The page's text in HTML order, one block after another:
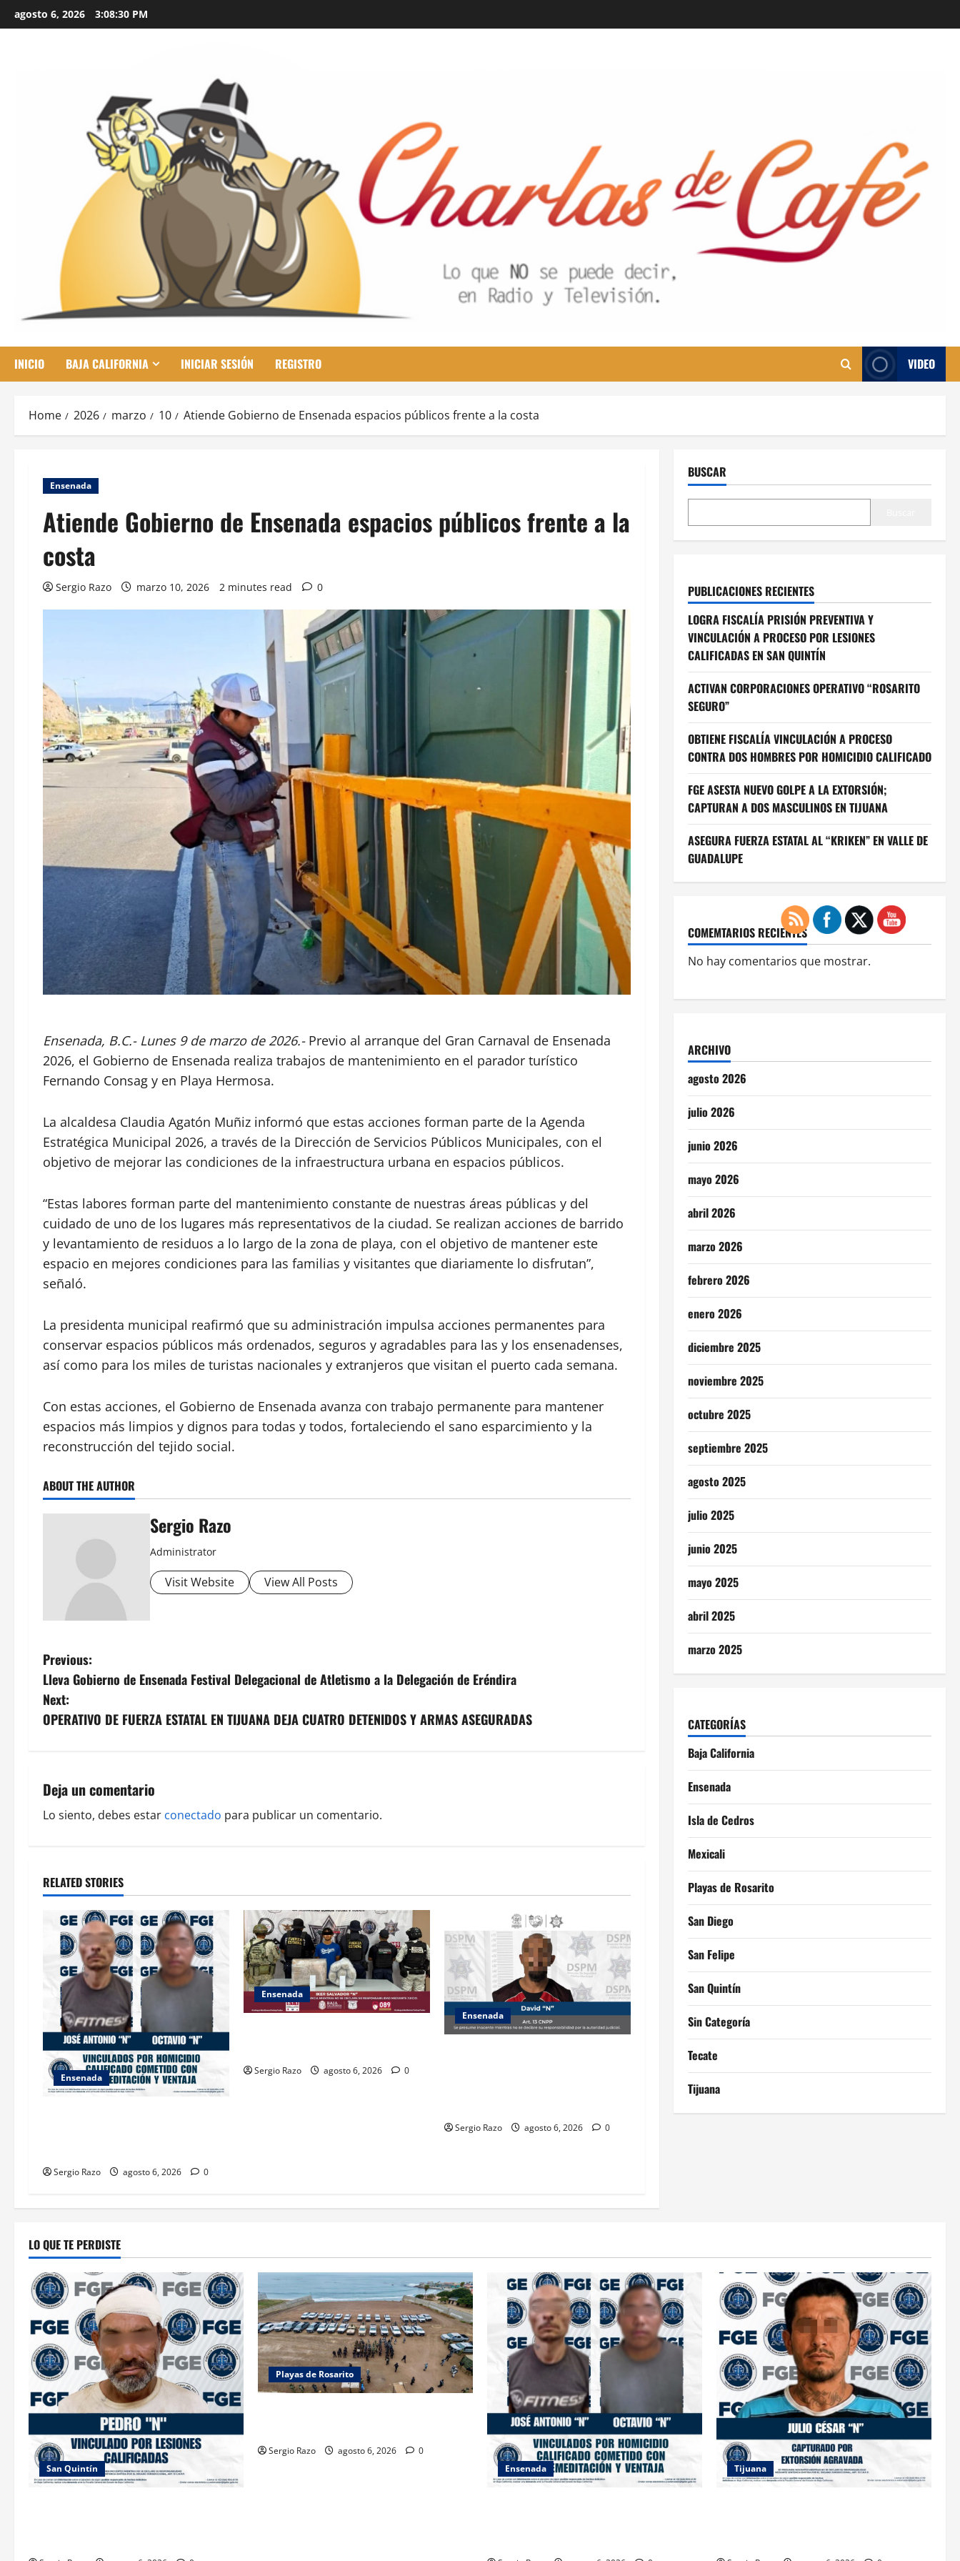
to
agosto 6, 2026 3:08:31 PM
INICIO BAJA CALIFORNIA INICIAR SESIÓN REGISTRO VIDEO
Home 2026 marzo 10 Atiende Gobierno de Ensenada espacios públicos frente a la costa
Ensenada
Atiende Gobierno de Ensenada espacios públicos frente a la
costa
Sergio Razo marzo 10, 2026 2 minutes read 0
Ensenada, B.C.- Lunes 9 de marzo de 2026.-Previo al arranque del Gran Carnaval de Ensenada
2026, el Gobierno de Ensenada realiza trabajos de mantenimiento en el parador turístico
Fernando Consag y en Playa Hermosa.
La alcaldesa Claudia Agatón Muñiz informó que estas acciones forman parte de la Agenda
Estratégica Municipal 2026, a través de la Dirección de Servicios Públicos Municipales, con el
objetivo de mejorar las condiciones de la infraestructura urbana en espacios públicos.
“Estas labores forman parte del mantenimiento constante de nuestras áreas públicas y del
cuidado de uno de los lugares más representativos de la ciudad. Se realizan acciones de barrido
y levantamiento de residuos a lo largo de la zona de playa, con el objetivo de mantener este
espacio en mejores condiciones para las familias y visitantes que diariamente lo disfrutan”,
señaló.
La presidenta municipal reafirmó que su administración impulsa acciones permanentes para
conservar espacios públicos más ordenados, seguros y agradables para las y los ensenadenses,
así como para los miles de turistas nacionales y extranjeros que visitan el puerto cada semana.
Con estas acciones, el Gobierno de Ensenada avanza con trabajo permanente para mantener
espacios más limpios y dignos para todas y todos, fortaleciendo el sano esparcimiento y la
reconstrucción del tejido social.
ABOUT THE AUTHOR
Sergio Razo
Administrator
Visit Website View All Posts
P
o
s
n
a
i
g
o
n
Previous:
Lleva Gobierno de Ensenada Festival Delegacional de Atletismo a la Delegación de Eréndira
Next:
OPERATIVO DE FUERZA ESTATAL EN TIJUANA DEJA CUATRO DETENIDOS Y ARMAS ASEGURADAS
Deja un comentario
Lo siento, debes estar conectado para publicar un comentario.
RELATED STORIES
Ensenada
Sergio Razo agosto 6, 2026 0
Ensenada
Sergio Razo agosto 6, 2026 0
Ensenada
Sergio Razo agosto 6, 2026 0
BUSCAR
PUBLICACIONES RECIENTES
LOGRA FISCALÍA PRISIÓN PREVENTIVA Y
VINCULACIÓN A PROCESO POR LESIONES
CALIFICADAS EN SAN QUINTÍN
ACTIVAN CORPORACIONES OPERATIVO “ROSARITO
SEGURO”
OBTIENE FISCALÍA VINCULACIÓN A PROCESO
CONTRA DOS HOMBRES POR HOMICIDIO CALIFICADO
FGE ASESTA NUEVO GOLPE A LA EXTORSIÓN;
CAPTURAN A DOS MASCULINOS EN TIJUANA
ASEGURA FUERZA ESTATAL AL “KRIKEN” EN VALLE DE
GUADALUPE
COMEMTARIOS RECIENTES
No hay comentarios que mostrar.
ARCHIVO
agosto 2026
julio 2026
junio 2026
mayo 2026
abril 2026
marzo 2026
febrero 2026
enero 2026
diciembre 2025
noviembre 2025
octubre 2025
septiembre 2025
agosto 2025
julio 2025
junio 2025
mayo 2025
abril 2025
marzo 2025
CATEGORÍAS
Baja California
Ensenada
Isla de Cedros
Mexicali
Playas de Rosarito
San Diego
San Felipe
San Quintín
Sin Categoría
Tecate
Tijuana
LO QUE TE PERDISTE
San Quintín
Playas de Rosarito
Sergio Razo agosto 6, 2026
0
Ensenada
Tijuana